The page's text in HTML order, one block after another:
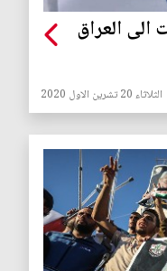
الى العراق
الثلاثاء 20 تشرين الاول 2020